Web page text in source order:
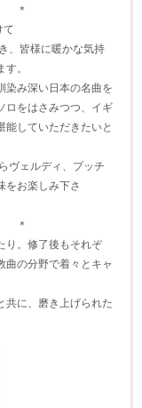
て
、皆様に暖かな気持
。
染み深い日本の名曲を
ロをはさみつつ、イギ
能していただきたいと
ヴェルディ、プッチ
をお楽しみ下さ
り。修了後もそれぞ
曲の分野で着々とキャ
共に、磨き上げられた